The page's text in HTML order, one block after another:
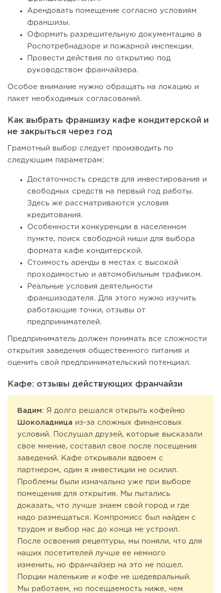
Арендовать помещение согласно условиям
франшизы.
Оформить разрешительную документацию в
Роспотребнадзоре и пожарной инспекции.
Провести действия по открытию под
руководством франчайзера.
Особое внимание нужно обращать на локацию и
пакет необходимых согласований.
Как выбрать франшизу кафе кондитерской и
не закрыться через год
Грамотный выбор следует производить по
следующим параметрам:
Достаточность средств для инвестирования и
свободных средств на первый год работы.
Здесь же рассматриваются условия
кредитования.
Особенности конкуренции в населенном
пункте, поиск свободной ниши для выбора
формата кафе кондитерской.
Стоимость аренды в местах с высокой
проходимостью и автомобильным трафиком.
Реальные условия деятельности
франшизодателя. Для этого нужно изучить
работающие точки, отзывы от
предпринимателей.
Предприниматель должен понимать все сложности
открытия заведения общественного питания и
оценить свой предпринимательский потенциал.
Кафе: отзывы действующих франчайзи
Вадим: Я долго решался открыть кофейню
Шоколадница из-за сложных финансовых
условий. Послушал друзей, которые высказали
свое мнение, составил свое после посещения
заведений. Кафе открывали вдвоем с
партнером, один я инвестиции не осилил.
Проблемы были изначально уже при выборе
помещения для открытия. Мы пытались
доказать, что лучше знаем свой город и где
надо размещаться. Компромисс был найден с
трудом и выбор нас до конца не устроил.
После освоения рецептуры, мы поняли, что для
наших посетителей лучше ее немного
изменить, но франчайзер на это не пошел.
Порции маленькие и кофе не шедевральный.
Мы работаем, но посещаемость ниже, чем